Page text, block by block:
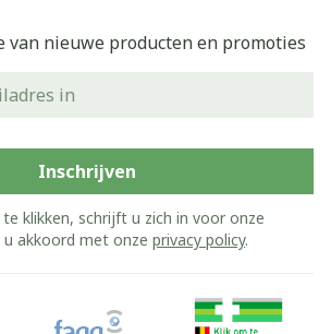
van nieuwe producten en promoties
Inschrijven
klikken, schrijft u zich in voor onze
akkoord met onze privacy policy.